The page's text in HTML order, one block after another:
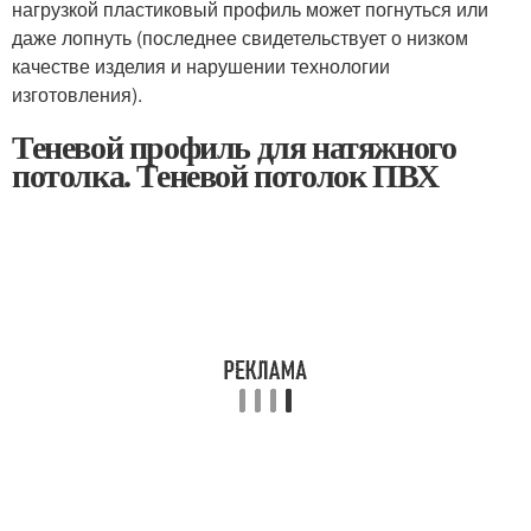
нагрузкой пластиковый профиль может погнуться или
даже лопнуть (последнее свидетельствует о низком
качестве изделия и нарушении технологии
изготовления).
Теневой профиль для натяжного
потолка. Теневой потолок ПВХ